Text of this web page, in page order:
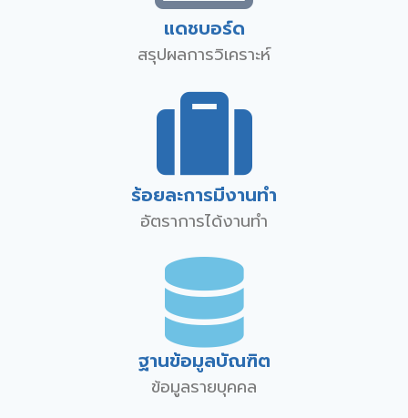
แดชบอร์ด
สรุปผลการวิเคราะห์
ร้อยละการมีงานทำ
อัตราการได้งานทำ
ฐานข้อมูลบัณฑิต
ข้อมูลรายบุคคล